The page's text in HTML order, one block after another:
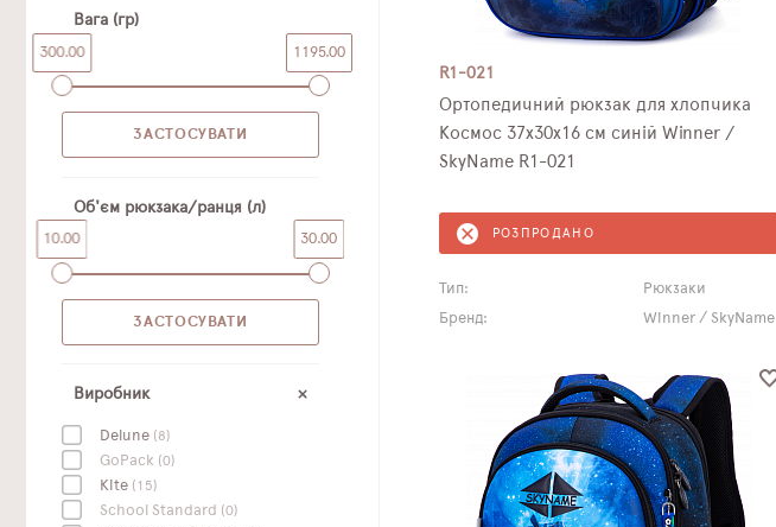
Вага (гр)
300.00 1195.00
Об'єм рюкзака/ранця (л)
10.00 30.00
Виробник
Delune (8)
GoPack (0)
Kite (15)
School Standard (0)
R1-021
Ортопедичний рюкзак для хлопчика
Космос 37х30х16 см синій Winner /
SkyName R1-021
РОЗПРОДАНО
Тип:
Рюкзаки
Бренд:
Winner / SkyName